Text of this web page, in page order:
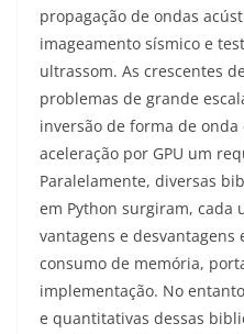
propagação de ondas
imageamento sísmico e
ultrassom. As crescentes
problemas de grande
inversão de forma de
aceleração por GPU um
Paralelamente, diversas
em Python surgiram, cada
vantagens e
consumo de memória,
implementação. No
e quantitativas dessas